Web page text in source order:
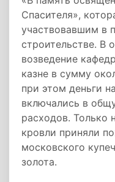
Спасителя»,
участвовавшим в
строительстве. В
возведение
казне в сумму
при этом деньги
включались в
расходов. Только
кровли приняли
московского
золота.